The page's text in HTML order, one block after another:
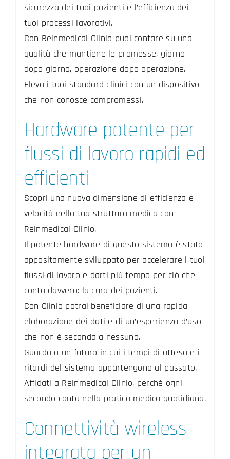
sicurezza dei tuoi pazienti e l’efficienza dei
tuoi processi lavorativi.
Con Reinmedical Clinio puoi contare su una
qualità che mantiene le promesse, giorno
dopo giorno, operazione dopo operazione.
Eleva i tuoi standard clinici con un dispositivo
che non conosce compromessi.
Hardware potente per
flussi di lavoro rapidi ed
efficienti
Scopri una nuova dimensione di efficienza e
velocità nella tua struttura medica con
Reinmedical Clinio.
Il potente hardware di questo sistema è stato
appositamente sviluppato per accelerare i tuoi
flussi di lavoro e darti più tempo per ciò che
conta davvero: la cura dei pazienti.
Con Clinio potrai beneficiare di una rapida
elaborazione dei dati e di un’esperienza d’uso
che non è seconda a nessuno.
Guarda a un futuro in cui i tempi di attesa e i
ritardi del sistema appartengono al passato.
Affidati a Reinmedical Clinio, perché ogni
secondo conta nella pratica medica quotidiana.
Connettività wireless
integrata per un